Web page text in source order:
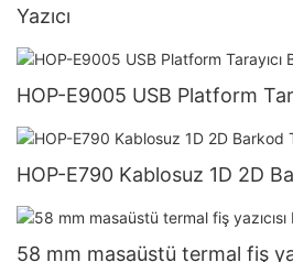
Yazıcı
HOP-E9005 USB Platform
HOP-E790 Kablosuz 1D 2D
58 mm masaüstü termal fiş